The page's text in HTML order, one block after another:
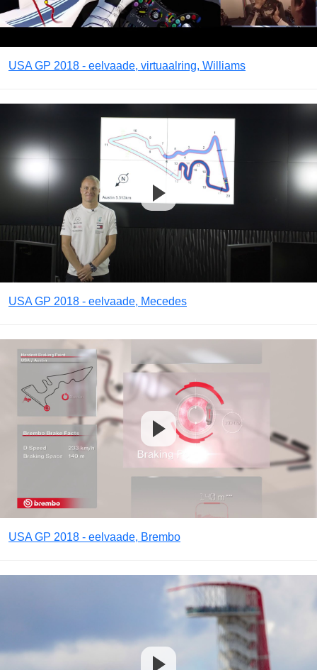
USA GP 2018 - eelvaade, virtuaalring, Williams
USA GP 2018 - eelvaade, Mecedes
USA GP 2018 - eelvaade, Brembo